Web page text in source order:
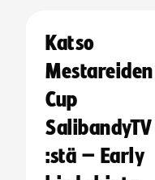
Katso
Mestareiden
Cup
SalibandyTV
:stä – Early